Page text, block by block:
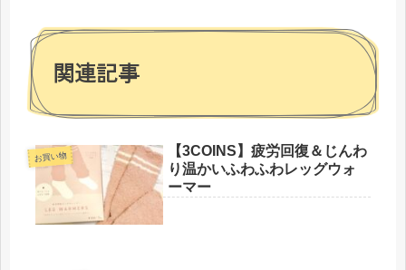
関連記事
お買い物
【3COINS】疲労回復＆じんわ
り温かいふわふわレッグウォ
ーマー